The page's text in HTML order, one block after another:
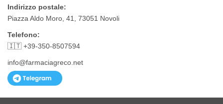
Indirizzo postale:
Piazza Aldo Moro, 41, 73051 Novoli
Telefono:
🇮🇹 +39-350-8507594
info@farmaciagreco.net